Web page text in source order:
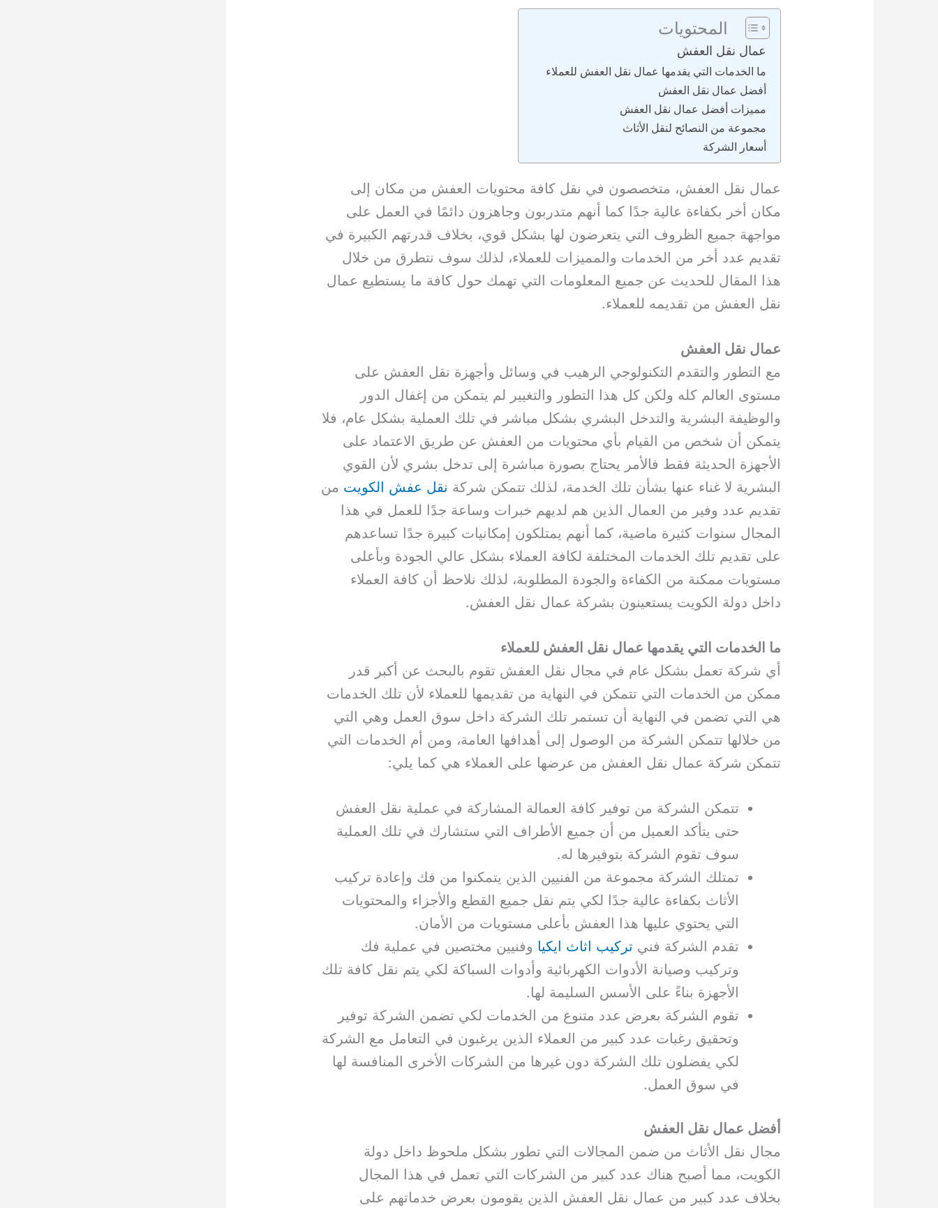
المحتويات
عمال نقل العفش
ما الخدمات التي يقدمها عمال نقل العفش للعملاء
أفضل عمال نقل العفش
مميزات أفضل عمال نقل العفش
مجموعة من النصائح لنقل الأثاث
أسعار الشركة
عمال نقل العفش، متخصصون في نقل كافة محتويات العفش من مكان إلى
مكان أخر بكفاءة عالية جدًا كما أنهم متدربون وجاهزون دائمًا في العمل على
مواجهة جميع الظروف التي يتعرضون لها بشكل قوي، بخلاف قدرتهم الكبيرة في
تقديم عدد أخر من الخدمات والمميزات للعملاء، لذلك سوف نتطرق من خلال
هذا المقال للحديث عن جميع المعلومات التي تهمك حول كافة ما يستطيع عمال
نقل العفش من تقديمه للعملاء.
عمال نقل العفش
مع التطور والتقدم التكنولوجي الرهيب في وسائل وأجهزة نقل العفش على
مستوى العالم كله ولكن كل هذا التطور والتغيير لم يتمكن من إغفال الدور
والوظيفة البشرية والتدخل البشري بشكل مباشر في تلك العملية بشكل عام، فلا
يتمكن أن شخص من القيام بأي محتويات من العفش عن طريق الاعتماد على
الأجهزة الحديثة فقط فالأمر يحتاج بصورة مباشرة إلى تدخل بشري لأن القوي
البشرية لا غناء عنها بشأن تلك الخدمة، لذلك تتمكن شركة نقل عفش الكويت من
تقديم عدد وفير من العمال الذين هم لديهم خبرات وساعة جدًا للعمل في هذا
المجال سنوات كثيرة ماضية، كما أنهم يمتلكون إمكانيات كبيرة جدًا تساعدهم
على تقديم تلك الخدمات المختلفة لكافة العملاء بشكل عالي الجودة وبأعلى
مستويات ممكنة من الكفاءة والجودة المطلوبة، لذلك نلاحظ أن كافة العملاء
داخل دولة الكويت يستعينون بشركة عمال نقل العفش.
ما الخدمات التي يقدمها عمال نقل العفش للعملاء
أي شركة تعمل بشكل عام في مجال نقل العفش تقوم بالبحث عن أكبر قدر
ممكن من الخدمات التي تتمكن في النهاية من تقديمها للعملاء لأن تلك الخدمات
هي التي تضمن في النهاية أن تستمر تلك الشركة داخل سوق العمل وهي التي
من خلالها تتمكن الشركة من الوصول إلى أهدافها العامة، ومن أم الخدمات التي
تتمكن شركة عمال نقل العفش من عرضها على العملاء هي كما يلي:
تتمكن الشركة من توفير كافة العمالة المشاركة في عملية نقل العفش
حتى يتأكد العميل من أن جميع الأطراف التي ستشارك في تلك العملية
سوف تقوم الشركة بتوفيرها له.
تمتلك الشركة مجموعة من الفنيين الذين يتمكنوا من فك وإعادة تركيب
الأثاث بكفاءة عالية جدًا لكي يتم نقل جميع القطع والأجزاء والمحتويات
التي يحتوي عليها هذا العفش بأعلى مستويات من الأمان.
تقدم الشركة فني تركيب اثاث ايكيا وفنيين مختصين في عملية فك
وتركيب وصيانة الأدوات الكهربائية وأدوات السباكة لكي يتم نقل كافة تلك
الأجهزة بناءً على الأسس السليمة لها.
تقوم الشركة بعرض عدد متنوع من الخدمات لكي تضمن الشركة توفير
وتحقيق رغبات عدد كبير من العملاء الذين يرغبون في التعامل مع الشركة
لكي يفضلون تلك الشركة دون غيرها من الشركات الأخرى المنافسة لها
في سوق العمل.
أفضل عمال نقل العفش
مجال نقل الأثاث من ضمن المجالات التي تطور بشكل ملحوظ داخل دولة
الكويت، مما أصبح هناك عدد كبير من الشركات التي تعمل في هذا المجال
بخلاف عدد كبير من عمال نقل العفش الذين يقومون بعرض خدماتهم على